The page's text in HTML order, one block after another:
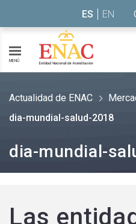
ES EN
MENÚ
Actualidad de ENAC
dia-mundial-salud-2018
dia-mundial-
Las